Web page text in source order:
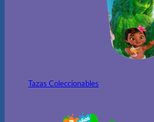
Tazas Coleccionables